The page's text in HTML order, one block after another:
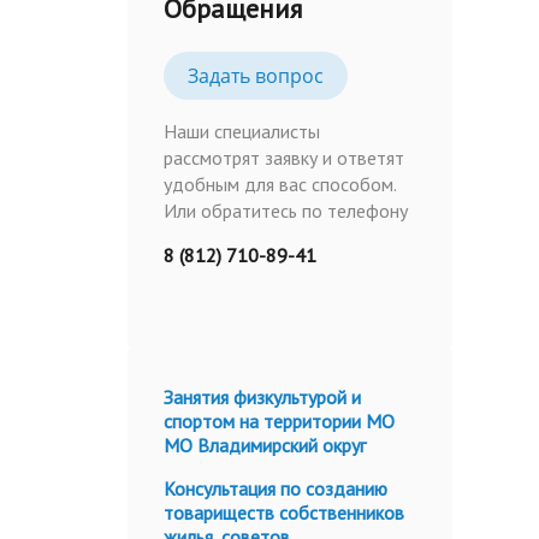
Обращения
Задать вопрос
Наши специалисты
рассмотрят заявку и ответят
удобным для вас способом.
Или обратитесь по телефону
8 (812) 710-89-41
Занятия физкультурой и
спортом на территории МО
МО Владимирский округ
Консультация по созданию
товариществ собственников